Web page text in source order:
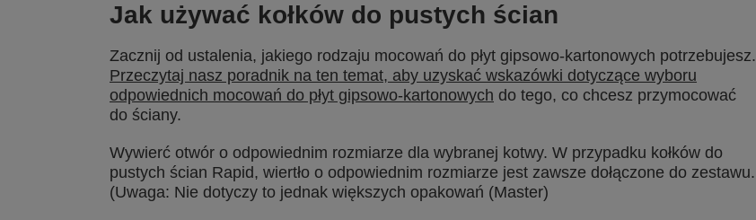
Jak używać kołków do pustych ścian
Zacznij od ustalenia, jakiego rodzaju mocowań do płyt gipsowo-kartonowych potrzebujesz.
Przeczytaj nasz poradnik na ten temat, aby uzyskać wskazówki dotyczące wyboru
odpowiednich mocowań do płyt gipsowo-kartonowych do tego, co chcesz przymocować
do ściany.
Wywierć otwór o odpowiednim rozmiarze dla wybranej kotwy. W przypadku kołków do
pustych ścian Rapid, wiertło o odpowiednim rozmiarze jest zawsze dołączone do zestawu.
(Uwaga: Nie dotyczy to jednak większych opakowań (Master)